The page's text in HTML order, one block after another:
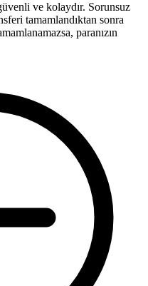
ve kolaydır. Sorunsuz
tamamlandıktan sonra
paranızın